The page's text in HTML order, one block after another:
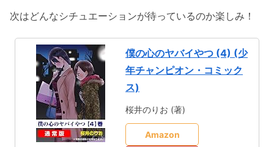
次はどんなシチュエーションが待っているのか楽しみ！
僕の心のヤバイやつ (4) (少
年チャンピオン・コミック
ス)
桜井のりお (著)
Amazon